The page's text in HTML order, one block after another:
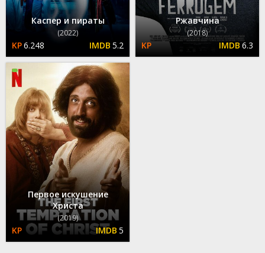
Каспер и пираты
(2022)
6.248 5.2
Ржавчина
(2018)
6.3
Первое искушение
Христа
(2019)
5